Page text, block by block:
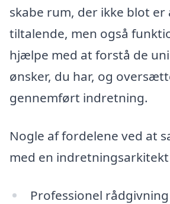
skabe rum, der ikke blot
tiltalende, men også
hjælpe med at forstå de
ønsker, du har, og
gennemført indretning.
Nogle af fordelene ved at
med en
Professionel